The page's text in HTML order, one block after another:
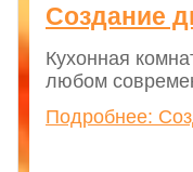
Создание
Кухонная
любом
Подробнее: